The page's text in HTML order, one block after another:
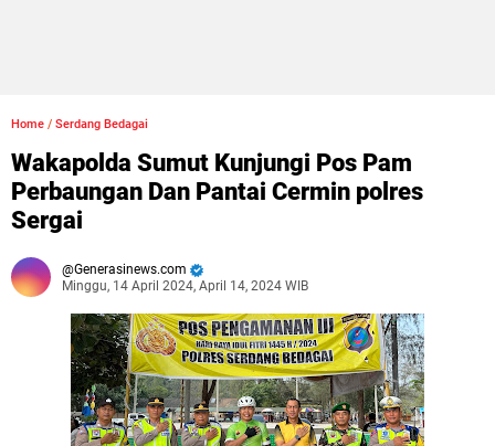
Home / Serdang Bedagai
Wakapolda Sumut Kunjungi Pos Pam
Perbaungan Dan Pantai Cermin polres
Sergai
Generasinews.com
Minggu, 14 April 2024, April 14, 2024 WIB